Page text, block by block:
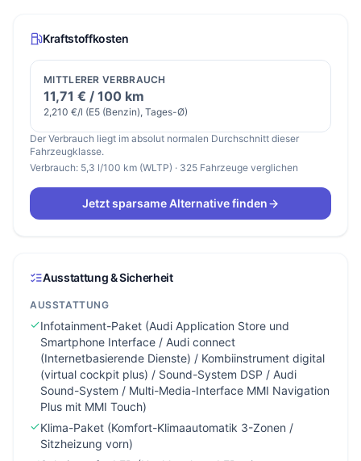
Kraftstoffkosten
MITTLERER VERBRAUCH
11,71 € / 100 km
2,210 €/l (E5 (Benzin), Tages-Ø)
Der Verbrauch liegt im absolut normalen Durchschnitt dieser
Fahrzeugklasse.
Verbrauch: 5,3 l/100 km (WLTP) · 325 Fahrzeuge verglichen
Jetzt sparsame Alternative finden
Ausstattung & Sicherheit
AUSSTATTUNG
Infotainment-Paket (Audi Application Store und
Smartphone Interface / Audi connect
(Internetbasierende Dienste) / Kombiinstrument digital
(virtual cockpit plus) / Sound-System DSP / Audi
Sound-System / Multi-Media-Interface MMI Navigation
Plus mit MMI Touch)
Klima-Paket (Komfort-Klimaautomatik 3-Zonen /
Sitzheizung vorn)